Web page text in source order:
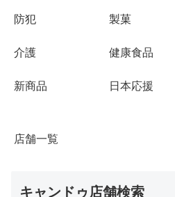
防犯 製菓
介護 健康食品
新商品 日本応援
店舗一覧
キャンドゥ店舗検索